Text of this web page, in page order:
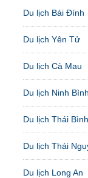
Du lịch Bái Đính
Du lịch Yên Tử
Du lịch Cà Mau
Du lịch Ninh Bình
Du lịch Thái Bình
Du lịch Thái
Du lịch Long An